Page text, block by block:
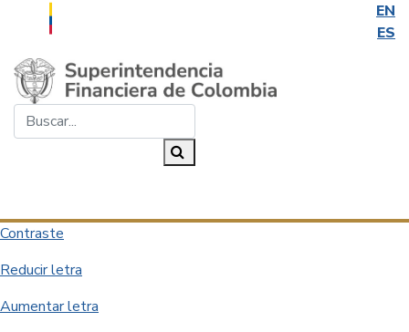
EN
ES
Saltar al contenido principal
Contraste
Reducir letra
Aumentar letra